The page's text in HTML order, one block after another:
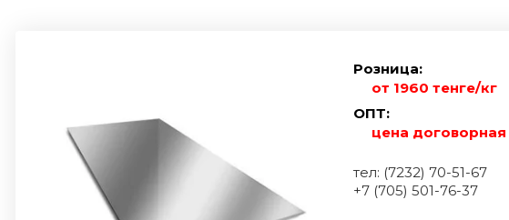
Розница:
от 1960 тенге/кг
ОПТ:
цена договорная
тел: (7232) 70-51-67
+7 (705) 501-76-37